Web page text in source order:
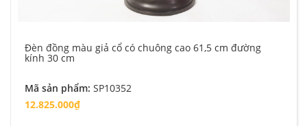
Đèn đồng màu giả cổ có chuông cao 61,5 cm đường
kính 30 cm
Mã sản phẩm: SP10352
12.825.000₫